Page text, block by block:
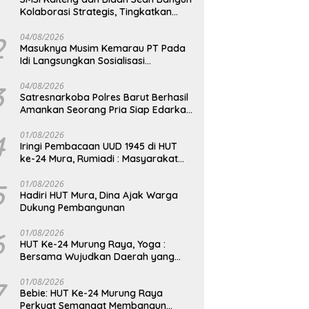
Kolaborasi Strategis, Tingkatkan
04/08/2026
Masuknya Musim Kemarau PT Pada
Idi Langsungkan Sosialisasi
04/08/2026
Satresnarkoba Polres Barut Berhasil
Amankan Seorang Pria Siap Edarkan
Gram
01/08/2026
Iringi Pembacaan UUD 1945 di HUT
ke-24 Mura, Rumiadi : Masyarakat
yang Lebih Besar
01/08/2026
Hadiri HUT Mura, Dina Ajak Warga
Dukung Pembangunan
01/08/2026
HUT Ke-24 Murung Raya, Yoga :
Bersama Wujudkan Daerah yang
01/08/2026
Bebie: HUT Ke-24 Murung Raya
Perkuat Semangat Membangun